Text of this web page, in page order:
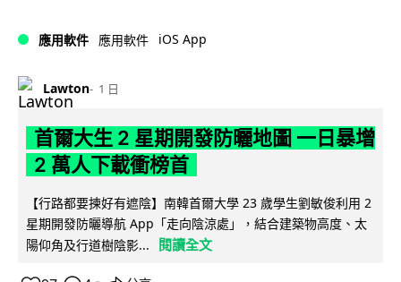
應用軟件 應用軟件 iOS App
Lawton 1 日
首爾大生 2 星期開發防曬地圖 一日暴增
2 萬人下載衝榜首
【行路都要揀好有遮陰】南韓首爾大學 23 歲學生劉敏俊利用 2
星期開發防曬導航 App「走向陰涼處」，結合建築物高度、太
陽仰角及行道樹陰影...
閱讀全文